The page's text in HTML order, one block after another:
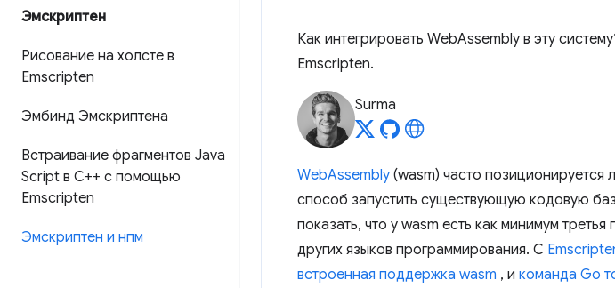
Эмскриптен
Рисование на холсте в
Emscripten
Эмбинд Эмскриптена
Встраивание фрагментов Java
Script в C++ с помощью
Emscripten
Эмскриптен и нпм
Как интегрировать WebAssembly в эту
Emscripten.
Surma
WebAssembly (wasm) часто позиционируется
способ запустить существующую кодовую
показать, что у wasm есть как минимум
других языков программирования. С
встроенная поддержка wasm , и команда Go